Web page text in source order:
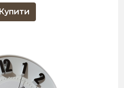
Купити